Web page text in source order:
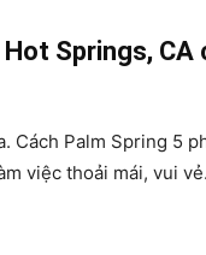
Springs, CA
Cách Palm Spring 5
việc thoải mái, vui